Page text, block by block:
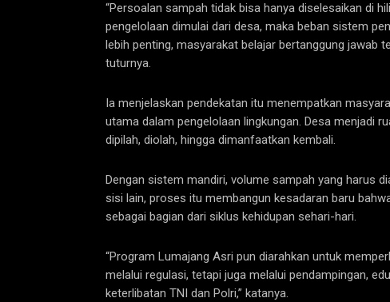
“Persoalan sampah tidak bisa hanya diselesaikan di
pengelolaan dimulai dari desa, maka beban sistem
lebih penting, masyarakat belajar bertanggung jawab
tuturnya.
Ia menjelaskan pendekatan itu menempatkan
utama dalam pengelolaan lingkungan. Desa menjadi
dipilah, diolah, hingga dimanfaatkan kembali.
Dengan sistem mandiri, volume sampah yang harus
sisi lain, proses itu membangun kesadaran baru
sebagai bagian dari siklus kehidupan sehari-hari.
“Program Lumajang Asri pun diarahkan untuk
melalui regulasi, tetapi juga melalui pendampingan,
keterlibatan TNI dan Polri,” katanya.